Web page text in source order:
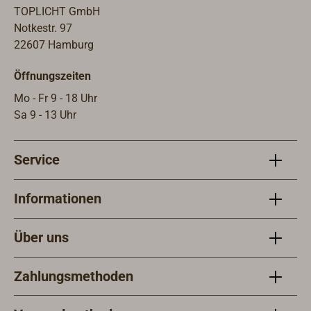
TOPLICHT GmbH
Notkestr. 97
22607 Hamburg
Öffnungszeiten
Mo - Fr 9 - 18 Uhr
Sa 9 - 13 Uhr
Service
Informationen
Über uns
Zahlungsmethoden